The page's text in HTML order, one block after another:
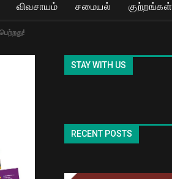
விவசாயம் சமையல் குற்றங்கள்
STAY WITH US
RECENT POSTS